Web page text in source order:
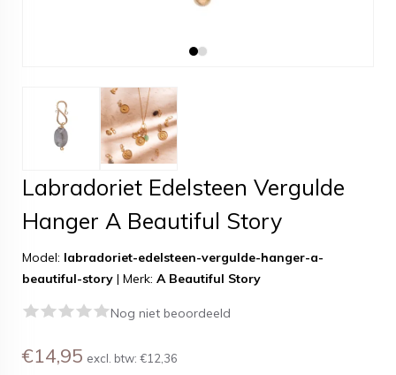
Labradoriet Edelsteen Vergulde
Hanger A Beautiful Story
Model: labradoriet-edelsteen-vergulde-hanger-a-
beautiful-story | Merk: A Beautiful Story
Nog niet beoordeeld
€14,95 excl. btw: €12,36